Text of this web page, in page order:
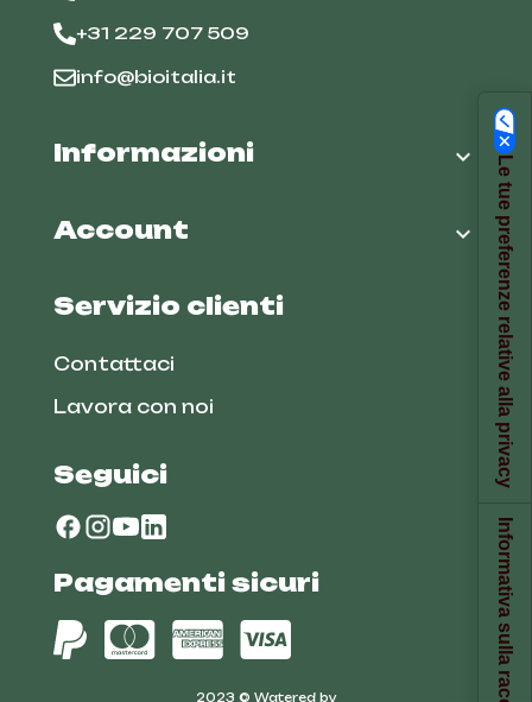
+31 229 707 509
info@bioitalia.it
Informazioni 
Account 
Servizio clienti
Contattaci
Lavora con noi
Seguici
2023 © Watered by
Pagamenti sicuri
Le tue preferenze relative alla privacy
Informativa sulla raccolta